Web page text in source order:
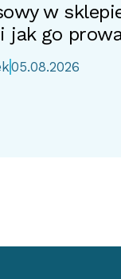
w
jak go
05.08.2026